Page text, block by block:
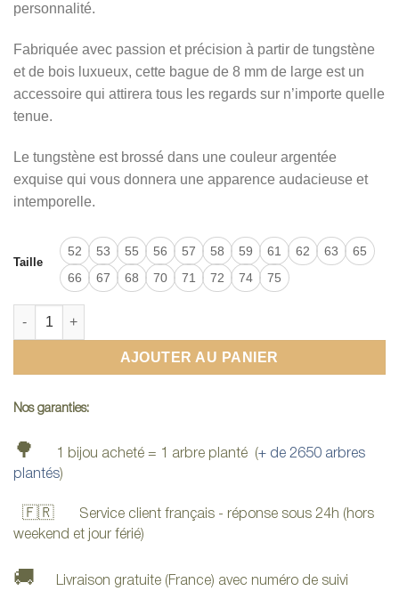
personnalité.
Fabriquée avec passion et précision à partir de tungstène
et de bois luxueux, cette bague de 8 mm de large est un
accessoire qui attirera tous les regards sur n’importe quelle
tenue.
Le tungstène est brossé dans une couleur argentée
exquise qui vous donnera une apparence audacieuse et
intemporelle.
Taille
52 53 55 56 57 58 59 61 62 63
65
66
67 68 70 71 72 74 75
quantité de Bague argent bois
AJOUTER AU PANIER
Nos garanties:
🌳 1 bijou acheté = 1 arbre planté (+ de 2650 arbres
plantés)
🇫🇷 Service client français - réponse sous 24h (hors
weekend et jour férié)
🚚 Livraison gratuite (France) avec numéro de suivi